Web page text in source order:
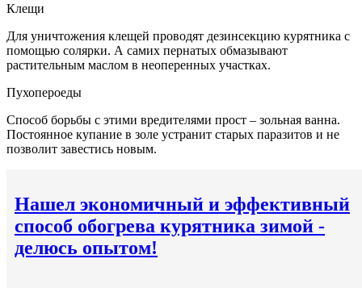
Клещи
Для уничтожения клещей проводят дезинсекцию курятника с
помощью солярки. А самих пернатых обмазывают
растительным маслом в неоперенных участках.
Пухопероеды
Способ борьбы с этими вредителями прост – зольная ванна.
Постоянное купание в золе устранит старых паразитов и не
позволит завестись новым.
Нашел экономичный и эффективный
способ обогрева курятника зимой -
делюсь опытом!